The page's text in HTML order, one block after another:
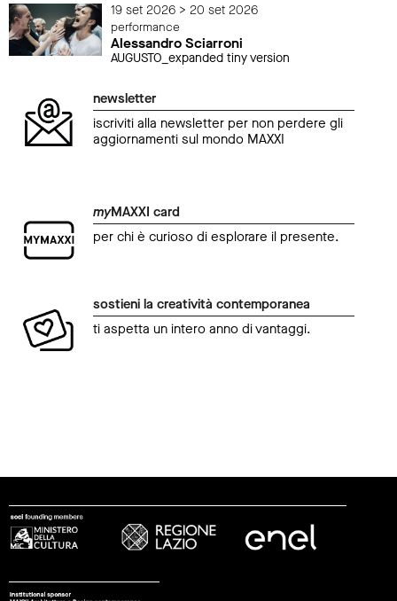
19 set 2026 > 20 set 2026
performance
Alessandro Sciarroni
AUGUSTO_expanded tiny version
newsletter
iscriviti alla newsletter per non perdere gli
aggiornamenti sul mondo MAXXI
myMAXXI card
per chi è curioso di esplorare il presente.
sostieni la creatività contemporanea
ti aspetta un intero anno di vantaggi.